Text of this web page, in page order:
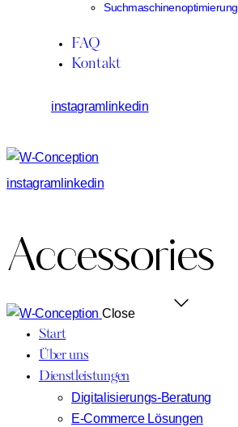
Suchmaschinenoptimierung
FAQ
Kontakt
instagram linkedin
instagram linkedin
Accessories
Close
Start
Über uns
Dienstleistungen
Digitalisierungs-Beratung
E-Commerce Lösungen